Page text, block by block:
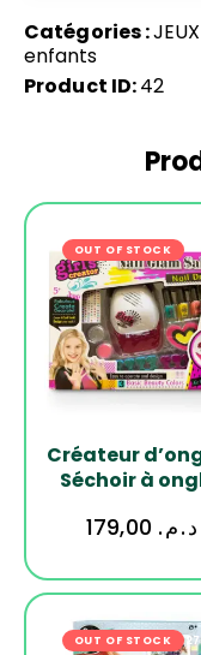
Catégories :
enfants
Product ID:42
OUT OF STOCK
Créateur
Séchoir à
د.م.
OUT OF STOCK -